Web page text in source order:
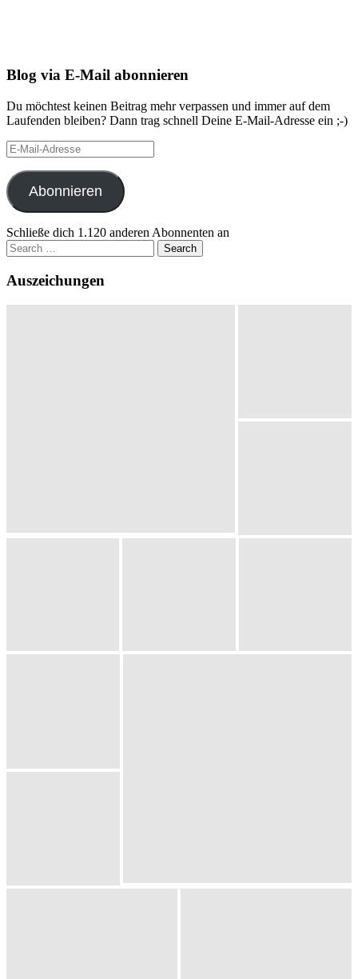
Blog via E-Mail abonnieren
Du möchtest keinen Beitrag mehr verpassen und immer auf dem
Laufenden bleiben? Dann trag schnell Deine E-Mail-Adresse ein ;-)
E-
Mail-
Adresse
Abonnieren
Schließe dich 1.120 anderen Abonnenten an
Search
for:
Auszeichungen